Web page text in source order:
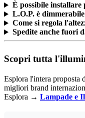
È possibile installare
L.O.P. è
Come si regola
Spedite anche fuori
Scopri tutta
Esplora l'intera proposta
migliori brand
Esplora → Lampade e